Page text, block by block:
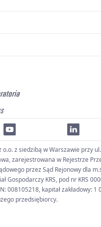
z siedzibą w Warszawie przy
zarejestrowana w Rejestrze
przez Sąd Rejonowy dla
Gospodarczy KRS, pod nr KRS
008105218, kapitał zakładowy: 1
przedsiębiorcy.